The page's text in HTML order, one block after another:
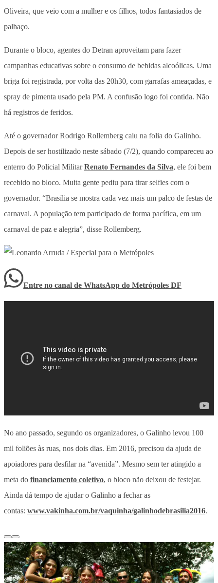
Oliveira, que veio com a mulher e os filhos, todos fantasiados de
palhaço.
Durante o bloco, agentes do Detran aproveitam para fazer
campanhas educativas sobre o consumo de bebidas alcoólicas. Uma
briga foi registrada, por volta das 20h30, com garrafas ameaçadas, e
spray de pimenta usado pela PM. A confusão logo foi contida. Não
há registros de feridos.
Até o governador Rodrigo Rollemberg caiu na folia do Galinho.
Depois de ser hostilizado neste sábado (7/2), quando compareceu ao
enterro do Policial MilitarRenato Fernandes da Silva, ele foi bem
recebido no bloco. Muita gente pediu para tirar selfies com o
governador. “Brasília se mostra cada vez mais um palco de festas de
carnaval. A população tem participado de forma pacífica, em um
carnaval de paz e alegria”, disse Rollemberg.
Entre no canal de WhatsApp do Metrópoles DF
No ano passado, segundo os organizadores, o Galinho levou 100
mil foliões às ruas, nos dois dias. Em 2016, precisou da ajuda de
apoiadores para desfilar na “avenida”. Mesmo sem ter atingido a
meta do financiamento coletivo, o bloco não deixou de festejar.
Ainda dá tempo de ajudar o Galinho a fechar as
contas: www.vakinha.com.br/vaquinha/galinhodebrasilia2016.